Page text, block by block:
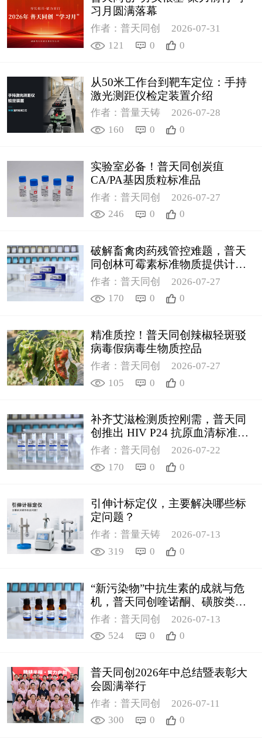
习月圆满落幕
作者：普天同创
2026-07-31
121
0 0
从50米工作台到靶车定位：手持
激光测距仪检定装置介绍
作者：普量天铸
2026-07-28
160
0 0
实验室必备！普天同创炭疽
CA/PA基因质粒标准品
作者：普天同创
2026-07-27
246
0 0
破解畜禽肉药残管控难题，普天
同创林可霉素标准物质提供计量
支撑
作者：普天同创
2026-07-27
170
0 0
精准质控！普天同创辣椒轻斑驳
病毒假病毒生物质控品
作者：普天同创
2026-07-27
105
0 0
补齐艾滋检测质控刚需，普天同
创推出 HIV P24 抗原血清标准物
质
作者：普天同创
2026-07-22
170
0 0
引伸计标定仪，主要解决哪些标
定问题？
作者：普量天铸
2026-07-13
319
0 0
“新污染物”中抗生素的成就与危
机，普天同创喹诺酮、磺胺类质
控新品筑牢环境安全防线
作者：普天同创
2026-07-13
524
0 0
普天同创2026年中总结暨表彰大
会圆满举行
作者：普天同创
2026-07-11
300
0 0